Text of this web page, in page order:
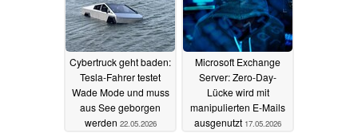
Cybertruck geht baden:
Tesla-Fahrer testet
Wade Mode und muss
aus See geborgen
werden 22.05.2026
Microsoft Exchange
Server: Zero-Day-
Lücke wird mit
manipulierten E-Mails
ausgenutzt 17.05.2026